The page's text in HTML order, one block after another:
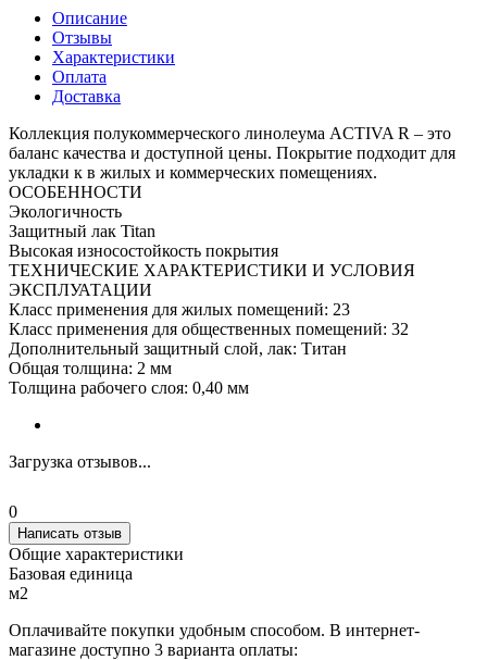
Описание
Отзывы
Характеристики
Оплата
Доставка
Коллекция полукоммерческого линолеума ACTIVA R – это
баланс качества и доступной цены. Покрытие подходит для
укладки к в жилых и коммерческих помещениях.
ОСОБЕННОСТИ
Экологичность
Защитный лак Titan
Высокая износостойкость покрытия
ТЕХНИЧЕСКИЕ ХАРАКТЕРИСТИКИ И УСЛОВИЯ
ЭКСПЛУАТАЦИИ
Класс применения для жилых помещений: 23
Класс применения для общественных помещений: 32
Дополнительный защитный слой, лак: Титан
Общая толщина: 2 мм
Толщина рабочего слоя: 0,40 мм
Загрузка отзывов...
0
Написать отзыв
Общие характеристики
Базовая единица
м2
Оплачивайте покупки удобным способом. В интернет-
магазине доступно 3 варианта оплаты: